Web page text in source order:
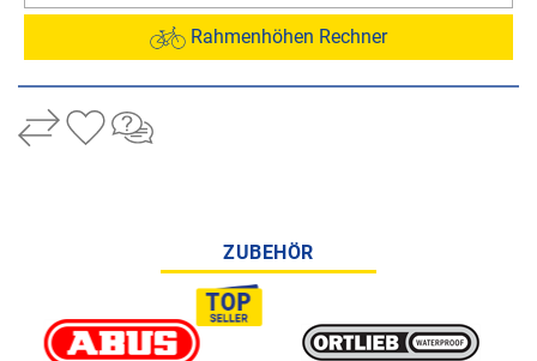
Rahmenhöhen Rechner
ZUBEHÖR